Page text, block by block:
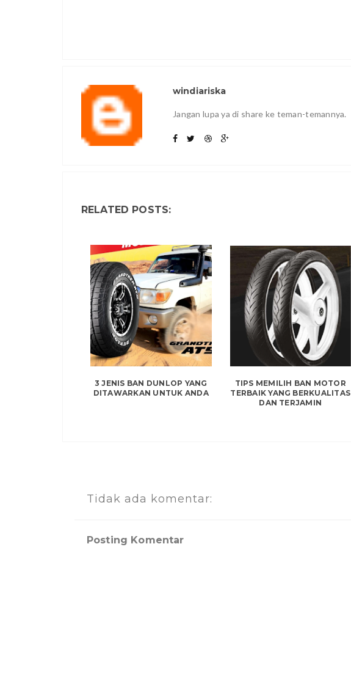
windiariska
Jangan lupa ya di share ke teman-temannya.
RELATED POSTS:
3 JENIS BAN DUNLOP YANG
DITAWARKAN UNTUK ANDA
TIPS MEMILIH BAN MOTOR
TERBAIK YANG BERKUALITAS
DAN TERJAMIN
Tidak ada komentar:
Posting Komentar